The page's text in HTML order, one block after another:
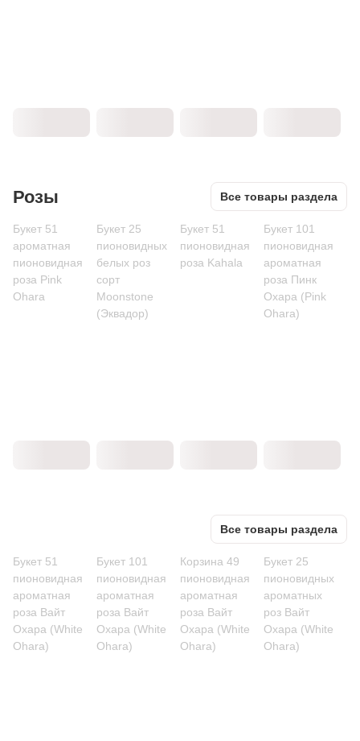
Розы Все товары раздела
Букет 51
ароматная
пионовидная
роза Pink
Ohara
Букет 25
пионовидных
белых роз
сорт
Moonstone
(Эквадор)
Букет 51
пионовидная
роза Kahala
Букет 101
пионовидная
ароматная
роза Пинк
Охара (Pink
Ohara)
Все товары раздела
Букет 51
пионовидная
ароматная
роза Вайт
Охара (White
Ohara)
Букет 101
пионовидная
ароматная
роза Вайт
Охара (White
Ohara)
Корзина 49
пионовидная
ароматная
роза Вайт
Охара (White
Ohara)
Букет 25
пионовидных
ароматных
роз Вайт
Охара (White
Ohara)